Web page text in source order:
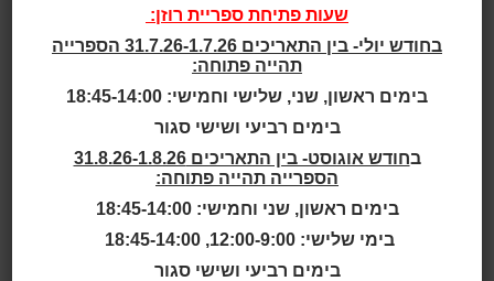
ביום ראשון 17.5.20
1. הכניסה לכותרים ולספריות מותרת רק בחבישת מסיכה
2. בכניסה לספרייה, תבוצע בדיקת מדידת חום. לא תותר
כניסת אדם עם חום גוף של 38 מעלות צלזיוס ומעלה.
בספרייה בעת הכניסה לספרייה.
5. הכניסה לספרייה היא ליחידים בני 14 ומעלה והשהייה
בה היא למשך 15 דקות בלבד.
6. שירותי הספרייה כוללים אך ורק השאלה והחזרה של
שעות פתיחת ספריית רוזן:
בחודש יולי- בין התאריכים 31.7.26-1.7.26 הספרייה
תהייה פתוחה:
בימים ראשון, שני, שלישי וחמישי: 18:45-14:00
בימים רביעי ושישי סגור
ב
חודש אוגוסט- בין התאריכים 31.8.26-1.8.26
הספרייה תהייה פתוחה:
בימים ראשון, שני וחמישי: 18:45-14:00
בימי שלישי: 12:00-9:00, 18:45-14:00
בימים רביעי ושישי סגור